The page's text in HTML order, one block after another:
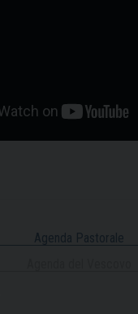
Agenda Pastorale